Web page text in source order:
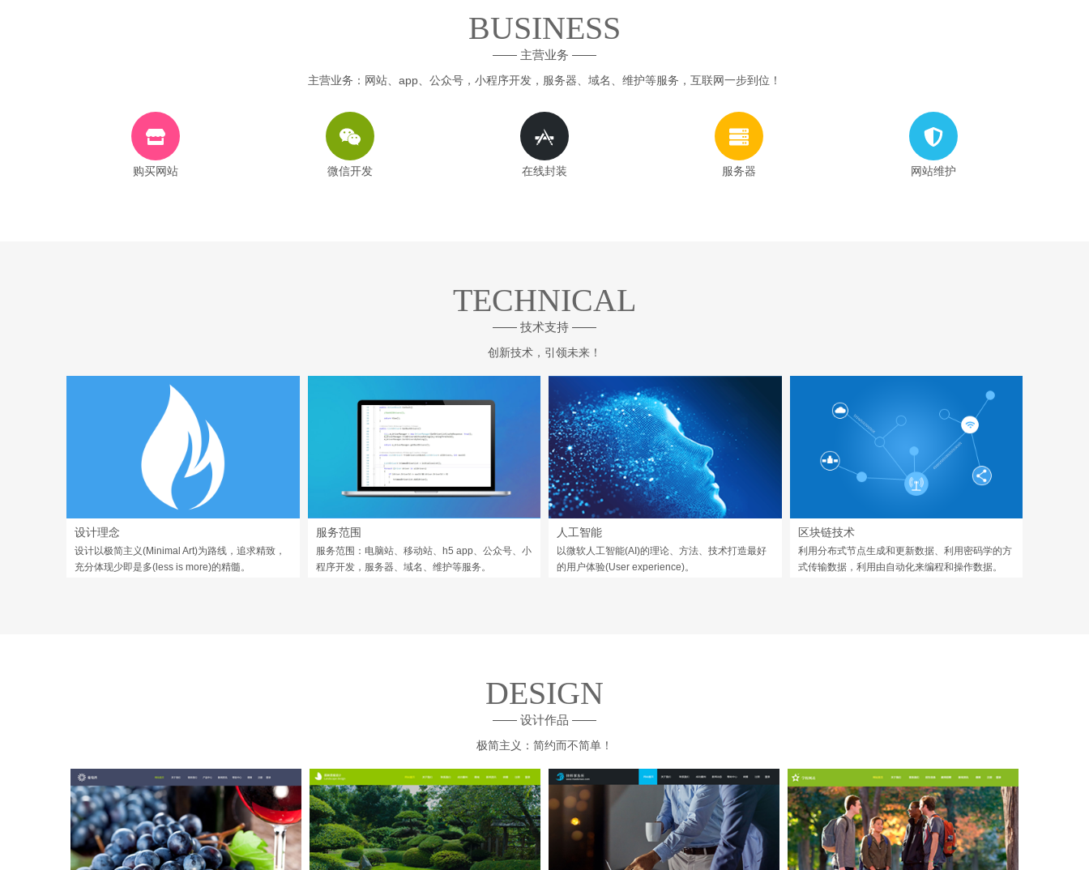
BUSINESS
—— 主营业务 ——
主营业务：网站、app、公众号，小程序开发，服务器、域名、维护等服务，互联网一步到位！
购买网站 微信开发 在线封装 服务器 网站维护
TECHNICAL
—— 技术支持 ——
创新技术，引领未来！
设计理念
设计以极简主义(Minimal Art)为路线，追求精致，
充分体现少即是多(less is more)的精髓。
服务范围
服务范围：电脑站、移动站、h5 app、公众号、小
程序开发，服务器、域名、维护等服务。
人工智能
以微软人工智能(AI)的理论、方法、技术打造最好
的用户体验(User experience)。
区块链技术
利用分布式节点生成和更新数据、利用密码学的方
式传输数据，利用由自动化来编程和操作数据。
DESIGN
—— 设计作品 ——
极简主义：简约而不简单！